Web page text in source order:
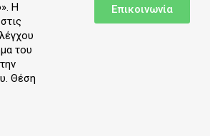
Η
του
Θέση
Επικοινωνία